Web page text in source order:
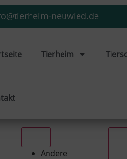
neuwied.de
Tierheim
Andere